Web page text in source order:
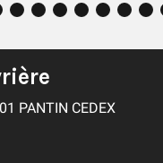
PANTIN CEDEX